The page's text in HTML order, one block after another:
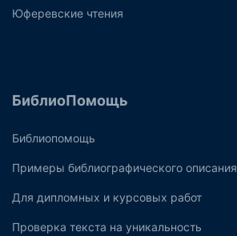
Юферевские чтения
БиблиоПомощь
Библиопомощь
Примеры библиографического описания
Для дипломных и курсовых работ
Проверка текста на уникальность